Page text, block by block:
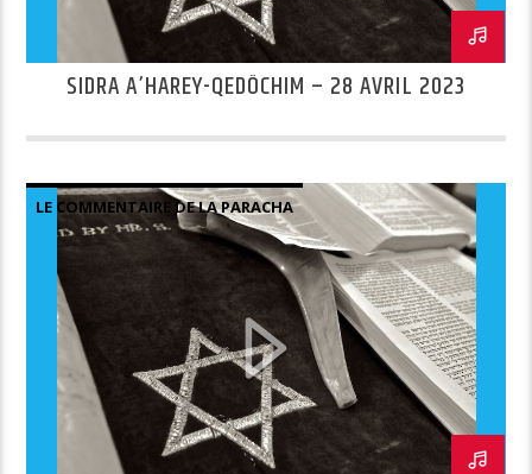
SIDRA A’HAREY-QEDÔCHIM – 28 AVRIL 2023
LE COMMENTAIRE DE LA PARACHA